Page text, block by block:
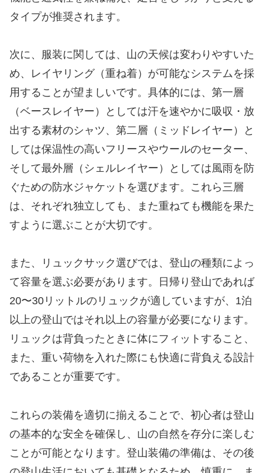
タイプが推奨されます。
次に、服装に関しては、山の天候は変わりやすいた
め、レイヤリング（重ね着）が可能なシステムを採
用することが望ましいです。具体的には、第一層
（ベースレイヤー）としては汗を速やかに吸収・放
出する素材のシャツ、第二層（ミッドレイヤー）と
しては保温性の高いフリースやウールのセーター、
そして最外層（シェルレイヤー）としては風雨を防
ぐための防水ジャケットを選びます。これら三層
は、それぞれ独立しても、また重ねても機能を果た
すように選ぶことが大切です。
また、リュックサック選びでは、登山の種類によっ
て容量を選ぶ必要があります。日帰り登山であれば
20〜30リットルのリュックが適していますが、1泊
以上の登山ではそれ以上の容量が必要になります。
リュックは背負ったときに体にフィットすること、
また、重い荷物を入れた際にも快適に背負える設計
であることが重要です。
これらの装備を適切に揃えることで、初心者は登山
の基本的な安全を確保し、山の自然を存分に楽しむ
ことが可能となります。登山装備の準備は、その後